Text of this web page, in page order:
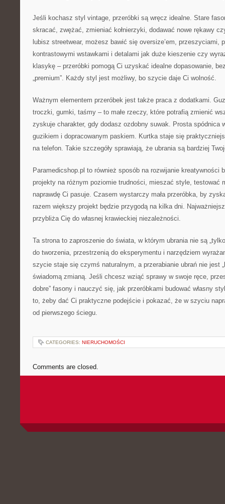
Jeśli kochasz styl vintage, przeróbki są wręcz idealne. Stare
skracać, zwężać, zmieniać kołnierzyki, dodawać nowe rękawy
lubisz streetwear, możesz bawić się oversize’em, przeszyciami,
kontrastowymi wstawkami i detalami jak duże kieszenie czy
klasykę – przeróbki pomogą Ci uzyskać idealne dopasowanie,
„premium”. Każdy styl jest możliwy, bo szycie daje Ci wolność.
Ważnym elementem przeróbek jest także praca z dodatkami.
troczki, gumki, taśmy – to małe rzeczy, które potrafią zmienić
zyskuje charakter, gdy dodasz ozdobny suwak. Prosta spódnica
guzikiem i dopracowanym paskiem. Kurtka staje się
na telefon. Takie szczegóły sprawiają, że ubrania są bardziej
Paramedicshop.pl to również sposób na rozwijanie kreatywności
projekty na różnym poziomie trudności, mieszać style, testować
naprawdę Ci pasuje. Czasem wystarczy mała przeróbka, by
razem większy projekt będzie przygodą na kilka dni.
przybliża Cię do własnej krawieckiej niezależności.
Ta strona to zaproszenie do świata, w którym ubrania nie są
do tworzenia, przestrzenią do eksperymentu i narzędziem
szycie staje się czymś naturalnym, a przerabianie ubrań nie jest
świadomą zmianą. Jeśli chcesz wziąć sprawy w swoje ręce,
dobre” fasony i nauczyć się, jak przeróbkami budować własny
to, żeby dać Ci praktyczne podejście i pokazać, że w szyciu
od pierwszego ściegu.
CATEGORIES: NIERUCHOMOŚCI
Comments are closed.